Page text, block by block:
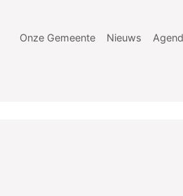
Onze Gemeente Nieuws